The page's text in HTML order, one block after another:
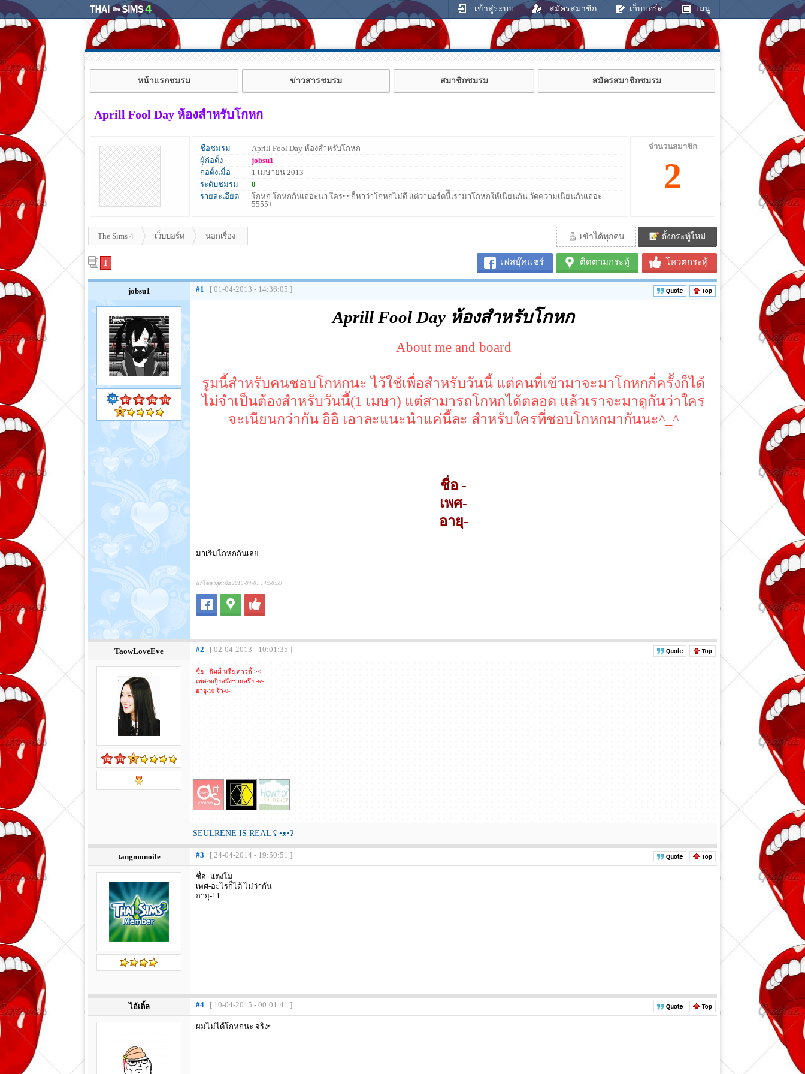
เข้าสู่ระบบ สมัครสมาชิก เว็บบอร์ด เมนู
หน้าแรกชมรม ข่าวสารชมรม สมาชิกชมรม สมัครสมาชิกชมรม
Aprill Fool Day ห้องสำหรับโกหก
ชื่อชมรม
Aprill Fool Day ห้องสำหรับโกหก
ผู้ก่อตั้ง
jobsu1
ก่อตั้งเมื่อ
1 เมษายน 2013
ระดับชมรม
0
รายละเอียด
โกหก โกหกกันเถอะน่า ใครๆๆก็หาว่าโกหกไม่ดี แต่ว่าบอร์ดนี้ิเรามาโกหกให้เนียนกัน วัดความเนียนกันเถอะ
5555+
จำนวนสมาชิก
2
The Sims 4 เว็บบอร์ด นอกเรื่อง เข้าได้ทุกคน ตั้งกระทู้ใหม่
เฟสบุ๊คแชร์ ติดตามกระทู้ โหวตกระทู้
1
jobsu1 #1 [ 01-04-2013 - 14:36:05 ]
Aprill Fool Day ห้องสำหรับโกหก
About me and board
รูมนี้สำหรับคนชอบโกหกนะ ไว้ใช้เพื่อสำหรับวันนี้ แต่คนที่เข้ามาจะมาโกหกกี่ครั้งก็ได้
ไม่จำเป็นต้องสำหรับวันนี้(1 เมษา) แต่สามารถโกหกได้ตลอด แล้วเราจะมาดูกันว่าใคร
จะเนียนกว่ากัน อิอิ เอาละแนะนำแค่นี้ละ สำหรับใครที่ชอบโกหกมากันนะ^_^
ชื่อ -
เพศ-
อายุ-
มาเริ่มโกหกกันเลย
แก้ไขล่าสุดเมื่อ 2013-04-01 14:50:59
TaowLoveEve #2 [ 02-04-2013 - 10:01:35 ]
ชื่อ - ติมมี่ หรือ ตาวตี้ ><
เพศ-หญิงครึ่งชายครึ่ง -w-
อายุ-10 จ้า-0-
SEULRENE IS REAL ʕ •ᴥ•ʔ
tangmonoile #3 [ 24-04-2014 - 19:50:51 ]
ชื่อ -แตงโม
เพศ-อะไรก็ได้ ไม่ว่ากัน
อายุ-11
ไอ้เติ้ล #4 [ 10-04-2015 - 00:01:41 ]
ผมไม่ได้โกหกนะ จริงๆ